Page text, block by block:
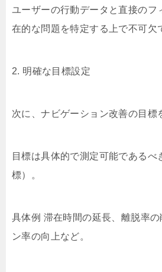
ユーザーの行動データと直接のフ
在的な問題を特定する上で不可欠
2. 明確な目標設定
次に、ナビゲーション改善の目標
目標は具体的で測定可能であるべ
標）。
具体例 滞在時間の延長、離脱率
ン率の向上など。